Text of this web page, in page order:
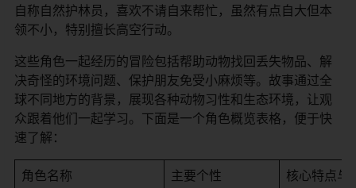
自称自然护林员，喜欢不请自来帮忙，虽然有点自大但本
领不小，特别擅长高空行动。
这些角色一起经历的冒险包括帮助动物找回丢失物品、解
决奇怪的环境问题、保护朋友免受小麻烦等。故事通过全
球不同地方的背景，展现各种动物习性和生态环境，让观
众跟着他们一起学习。下面是一个角色概览表格，便于快
速了解：
角色名称 主要个性 核心特点与